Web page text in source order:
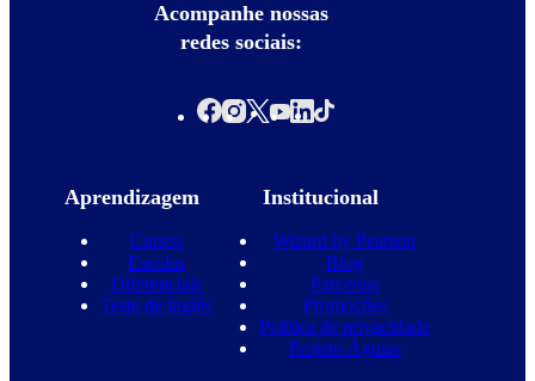
Acompanhe nossas
redes sociais:
Aprendizagem
Cursos
Escolas
Diferenciais
Teste de inglês
Institucional
Wizard by Pearson
Blog
Parcerias
Promoções
Política de privacidade
Projeto Águias